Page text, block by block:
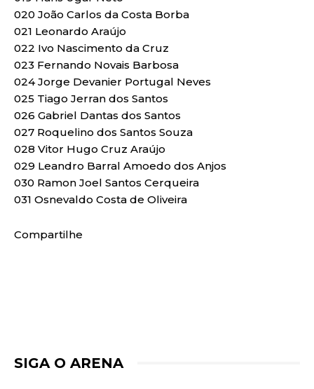
020 João Carlos da Costa Borba
021 Leonardo Araújo
022 Ivo Nascimento da Cruz
023 Fernando Novais Barbosa
024 Jorge Devanier Portugal Neves
025 Tiago Jerran dos Santos
026 Gabriel Dantas dos Santos
027 Roquelino dos Santos Souza
028 Vitor Hugo Cruz Araújo
029 Leandro Barral Amoedo dos Anjos
030 Ramon Joel Santos Cerqueira
031 Osnevaldo Costa de Oliveira
Compartilhe
SIGA O ARENA